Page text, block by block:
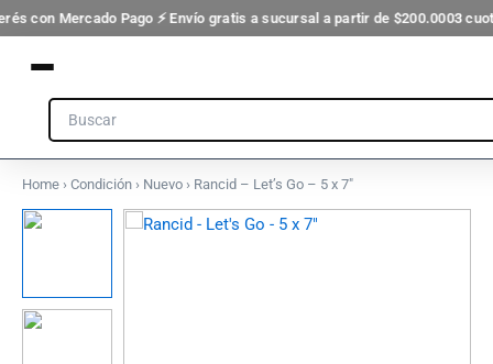
con Mercado Pago ⚡ Envío gratis a sucursal a partir de $200.0003
Ir
al
contenido
Search
Home › Condición › Nuevo › Rancid – Let’s Go – 5 x 7″